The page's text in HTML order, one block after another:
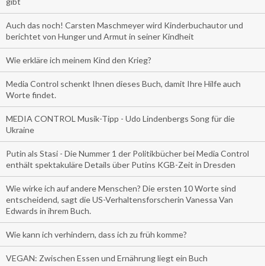
Auch das noch! Carsten Maschmeyer wird Kinderbuchautor und
berichtet von Hunger und Armut in seiner Kindheit
Wie erkläre ich meinem Kind den Krieg?
Media Control schenkt Ihnen dieses Buch, damit Ihre Hilfe auch
Worte findet.
MEDIA CONTROL Musik-Tipp - Udo Lindenbergs Song für die
Ukraine
Putin als Stasi - Die Nummer 1 der Politikbücher bei Media Control
enthält spektakuläre Details über Putins KGB-Zeit in Dresden
Wie wirke ich auf andere Menschen? Die ersten 10 Worte sind
entscheidend, sagt die US-Verhaltensforscherin Vanessa Van
Edwards in ihrem Buch.
Wie kann ich verhindern, dass ich zu früh komme?
VEGAN: Zwischen Essen und Ernährung liegt ein Buch